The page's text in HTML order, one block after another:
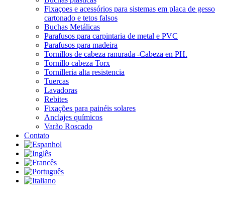
Fixaçoes e acessórios para sistemas em placa de gesso
cartonado e tetos falsos
Buchas Metálicas
Parafusos para carpintaria de metal e PVC
Parafusos para madeira
Tornillos de cabeza ranurada -Cabeza en PH.
Tornillo cabeza Torx
Tornilleria alta resistencia
Tuercas
Lavadoras
Rebites
Fixações para painéis solares
Anclajes químicos
Varão Roscado
Contato